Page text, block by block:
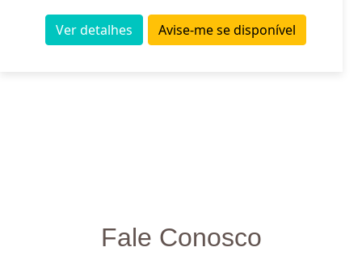
Avise-me se disponível
Ver detalhes
Fale Conosco